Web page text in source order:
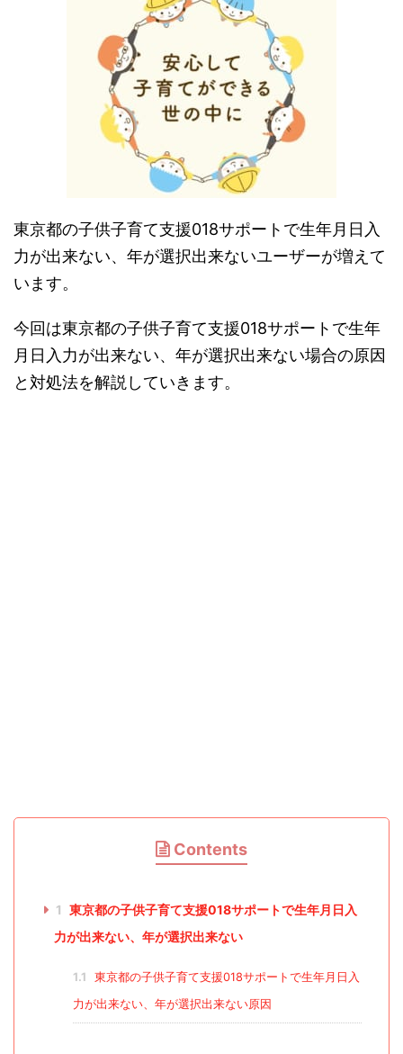
東京都の子供子育て支援018サポートで生年月日入
力が出来ない、年が選択出来ないユーザーが増えて
います。
今回は東京都の子供子育て支援018サポートで生年
月日入力が出来ない、年が選択出来ない場合の原因
と対処法を解説していきます。
Contents
1 東京都の子供子育て支援018サポートで生年月日入
力が出来ない、年が選択出来ない
1.1
東京都の子供子育て支援018サポートで生年月日入
力が出来ない、年が選択出来ない原因